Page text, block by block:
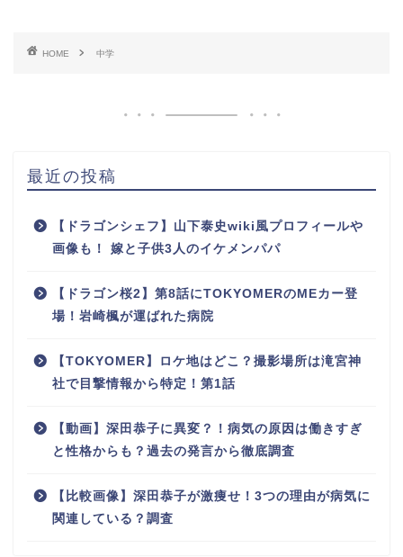
HOME 中学
最近の投稿
【ドラゴンシェフ】山下泰史wiki風プロフィールや
画像も！ 嫁と子供3人のイケメンパパ
【ドラゴン桜2】第8話にTOKYOMERのMEカー登
場！岩崎楓が運ばれた病院
【TOKYOMER】ロケ地はどこ？撮影場所は滝宮神
社で目撃情報から特定！第1話
【動画】深田恭子に異変？！病気の原因は働きすぎ
と性格からも？過去の発言から徹底調査
【比較画像】深田恭子が激痩せ！3つの理由が病気に
関連している？調査